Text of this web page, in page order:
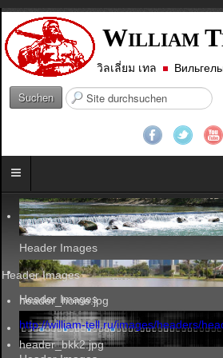
WILLIAM T
วิลเลี่ยม เทล
Suchen
S
e
.
.
.
Header Images
Header Images
Header Images
header_home.jpg
http://william-tell.ru/images/headers/
header_bkk2.jpg